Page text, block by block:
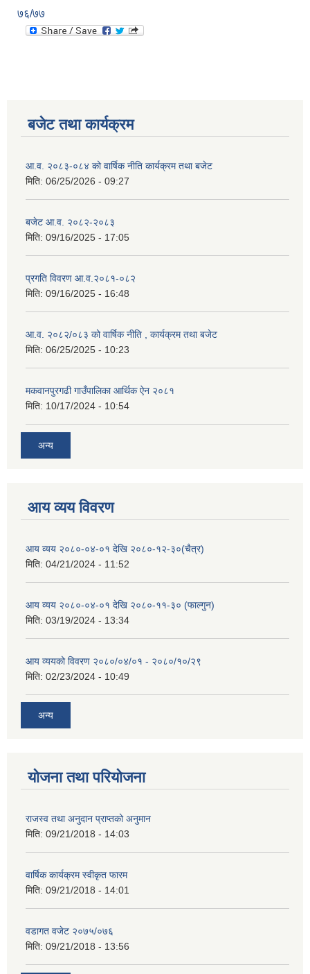
७६/७७
बजेट तथा कार्यक्रम
आ.व. २०८३-०८४ को वार्षिक नीति कार्यक्रम तथा बजेट
मिति: 06/25/2026 - 09:27
बजेट आ.व. २०८२-२०८३
मिति: 09/16/2025 - 17:05
प्रगति विवरण आ.व.२०८१-०८२
मिति: 09/16/2025 - 16:48
आ.व. २०८२/०८३ को वार्षिक नीति , कार्यक्रम तथा बजेट
मिति: 06/25/2025 - 10:23
मकवानपुरगढी गाउँपालिका आर्थिक ‌‌‌ऐन २०८१
मिति: 10/17/2024 - 10:54
अन्य
आय व्यय विवरण
आय व्यय २०८०-०४-०१ देखि २०८०-१२-३०(चैत्र)
मिति: 04/21/2024 - 11:52
आय व्यय २०८०-०४-०१ देखि २०८०-११-३० (फाल्गुन)
मिति: 03/19/2024 - 13:34
आय व्ययको विवरण २०८०/०४/०१ - २०८०/१०/२९
मिति: 02/23/2024 - 10:49
अन्य
योजना तथा परियोजना
राजस्व तथा अनुदान प्राप्तको अनुमान
मिति: 09/21/2018 - 14:03
वार्षिक कार्यक्रम स्वीकृत फारम
मिति: 09/21/2018 - 14:01
वडागत वजेट २०७५/०७६
मिति: 09/21/2018 - 13:56